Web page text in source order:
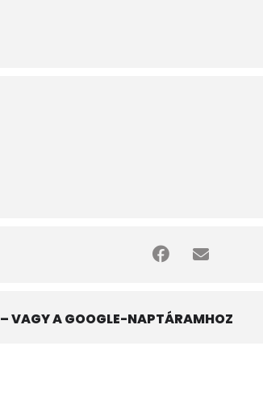
– VAGY A GOOGLE-NAPTÁRAMHOZ